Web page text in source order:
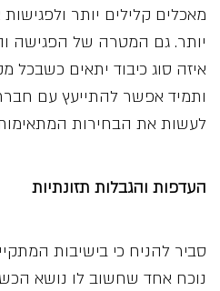
מאכלים קלילים יותר
יותר. גם המטרה של הפגישה
איזה סוג כיבוד יתאים כשבכל
ותמיד אפשר להתייעץ עם
לעשות את הבחירות
העדפות והגבלות תזונתיות
סביר להניח כי בישיבות
נוכח אחד שחשוב לו נושא